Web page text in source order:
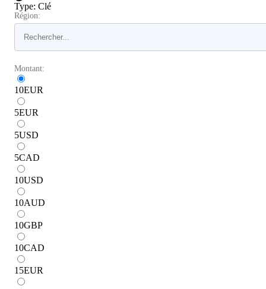
Type: Clé
Région:
Montant:
10EUR
5EUR
5USD
5CAD
10USD
10AUD
10GBP
10CAD
15EUR